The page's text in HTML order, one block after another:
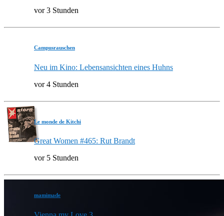
vor 3 Stunden
Campusrauschen
Neu im Kino: Lebensansichten eines Huhns
vor 4 Stunden
Le monde de Kitchi
Great Women #465: Rut Brandt
vor 5 Stunden
mamimade